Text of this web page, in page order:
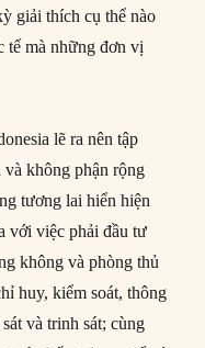
giải thích cụ thể nào
tế mà những đơn vị
lẽ ra nên tập
và không phận rộng
tương lai hiển hiện
với việc phải đầu tư
không và phòng thủ
huy, kiểm soát, thông
và trinh sát; cùng